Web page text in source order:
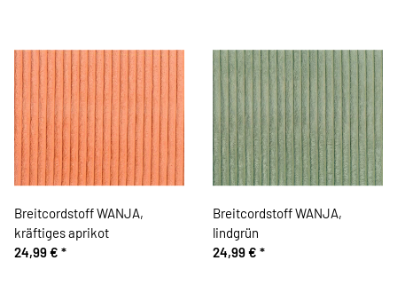
Breitcordstoff WANJA,
kräftiges aprikot
24,99 € *
Breitcordstoff WANJA,
lindgrün
24,99 € *